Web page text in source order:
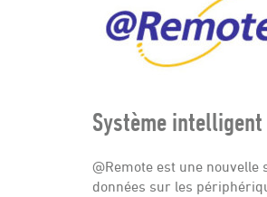
Système
@Remote est une
données sur les